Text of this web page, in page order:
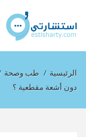
الرئيسية / طب وصحة
دون أشعة مقطعية ؟